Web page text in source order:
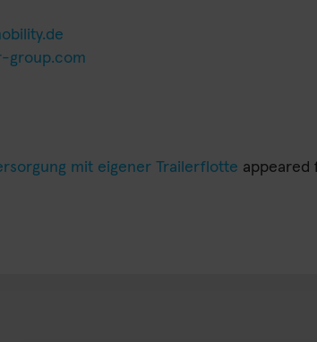
group.com
mit eigener Trailerflotte appeared